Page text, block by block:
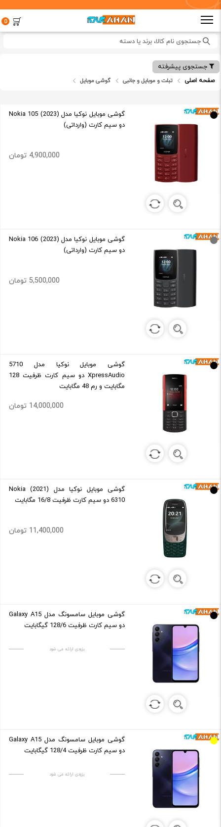
0
جستجوی نام کالا، برند یا دسته
صفحه اصلی تبلت و موبایل و جانبی گوشی موبایل
گوشی موبایل نوکیا مدل (2023) Nokia 105
دو سیم کارت (وارداتی)
4,900,000 تومان
گوشی موبایل نوکیا مدل (2023) Nokia 106
دو سیم کارت (وارداتی)
5,500,000 تومان
گوشی موبایل نوکیا مدل 5710
XpressAudio دو سیم‌ کارت ظرفیت 128
مگابایت و رم 48 مگابایت
14,000,000 تومان
گوشی موبایل نوکیا مدل (2021) Nokia
6310 دو سیم کارت ظرفیت 16/8 مگابایت
11,400,000 تومان
گوشی موبایل سامسونگ مدل Galaxy A15
دو سیم کارت ظرفیت 128/6 گیگابایت
بزودی ارائه می شود
گوشی موبایل سامسونگ مدل Galaxy A15
دو سیم کارت ظرفیت 128/4 گیگابایت
بزودی ارائه می شود